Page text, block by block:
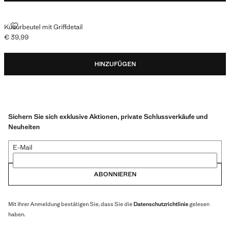
Kulturbeutel mit Griffdetail
KULTURBEUTEL MIT GRIFFDETAIL
Aktueller Preis [€ 39,99 ]
€ 39,99
HINZUFÜGEN
Sichern Sie sich exklusive Aktionen, private Schlussverkäufe und
Neuheiten
E-Mail
ABONNIEREN
Mit Ihrer Anmeldung bestätigen Sie, dass Sie dieDatenschutzrichtliniegelesen
haben.